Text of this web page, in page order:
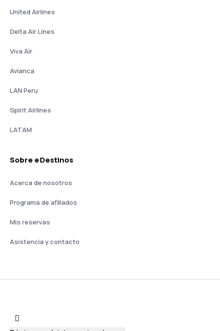
United Airlines
Delta Air Lines
Viva Air
Avianca
LAN Peru
Spirit Airlines
LATAM
Sobre eDestinos
Acerca de nosotros
Programa de afiliados
Mis reservas
Asistencia y contacto